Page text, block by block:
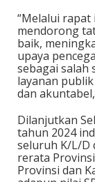
“Melalui
mendorong
baik,
upaya
sebagai salah
layanan
dan
Dilanjutkan
tahun 2024
seluruh K/L/D
rerata
Provinsi dan